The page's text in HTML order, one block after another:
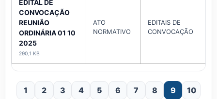
EDITAL DE
CONVOCAÇÃO
REUNIÃO
ORDINÁRIA 01 10
2025
290,1 KB
ATO
NORMATIVO
EDITAIS DE
CONVOCAÇÃO
1 2 3 4 5 6 7 8 9
10